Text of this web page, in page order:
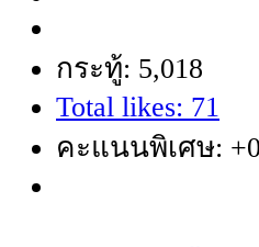
กระทู้: 5,018
Total likes: 71
คะแนนพิเศษ: